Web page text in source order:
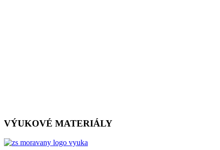
VÝUKOVÉ MATERIÁLY